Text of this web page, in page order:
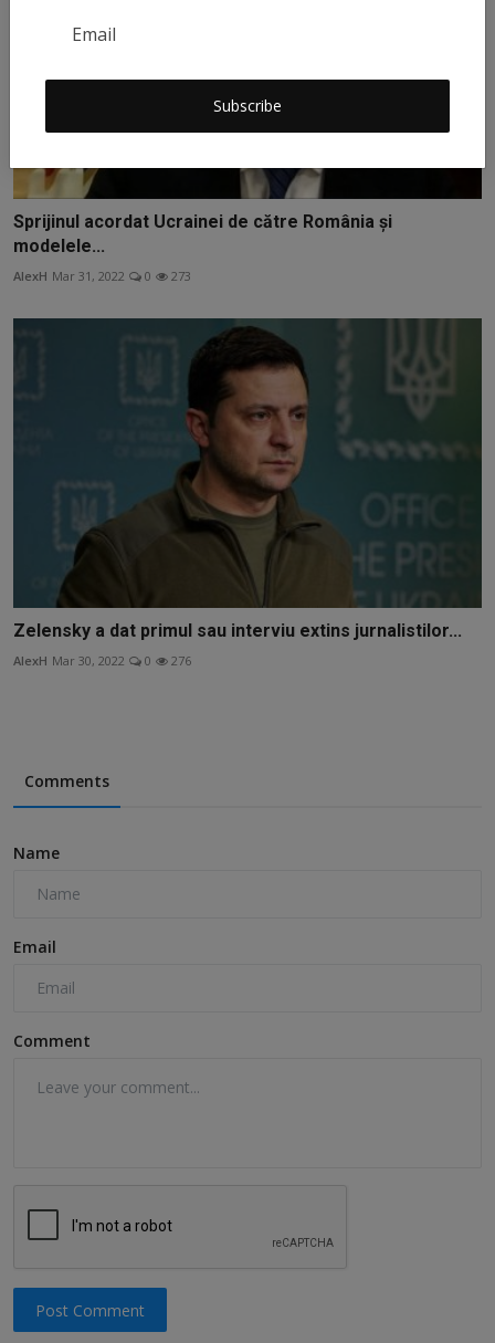
Subscribe
Sprijinul acordat Ucrainei de către România și
modelele...
AlexH Mar 31, 2022 0 273
Zelensky a dat primul sau interviu extins jurnalistilor...
AlexH Mar 30, 2022 0 276
Comments
Name
Email
Comment
Post Comment